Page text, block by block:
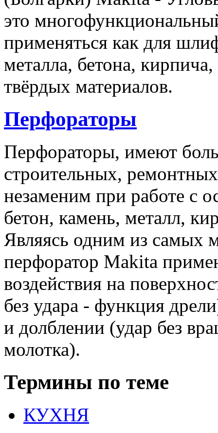
это
применяться как для
металла, бетона,
твёрдых материалов.
Перфораторы
Перфораторы, имеют
строительных,
незаменим при работе с
бетон, камень, металл,
Являясь одним из самых
перфоратор Makita
воздействия на
без удара - функция
и долблении (удар без
молотка).
Термины по теме
КУХНЯ